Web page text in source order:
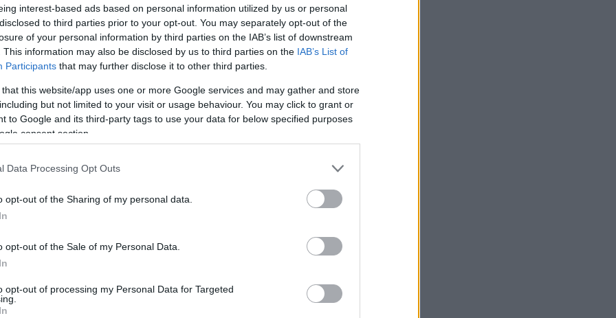
interest-based ads based on personal information utilized by us or personal
to third parties prior to your opt-out. You may separately opt-out of the
of your personal information by third parties on the IAB’s list of downstream
This information may also be disclosed by us to third parties on the IAB’s List of
Participants that may further disclose it to other third parties.
that this website/app uses one or more Google services and may gather and store
but not limited to your visit or usage behaviour. You may click to grant or
to Google and its third-party tags to use your data for below specified purposes
consent section.
Data Processing Opt Outs
opt-out of the Sharing of my personal data.
opt-out of the Sale of my Personal Data.
opt-out of processing my Personal Data for Targeted
Tweet Send
μας στοGoogle News